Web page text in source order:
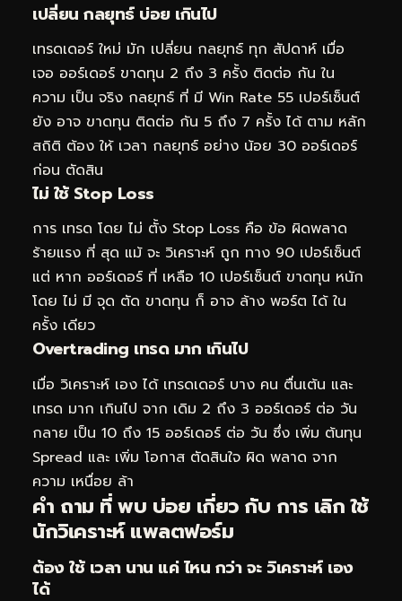
เปลี่ยน กลยุทธ์ บ่อย เกินไป
เทรดเดอร์ ใหม่ มัก เปลี่ยน กลยุทธ์ ทุก สัปดาห์ เมื่อ
เจอ ออร์เดอร์ ขาดทุน 2 ถึง 3 ครั้ง ติดต่อ กัน ใน
ความ เป็น จริง กลยุทธ์ ที่ มี Win Rate 55 เปอร์เซ็นต์
ยัง อาจ ขาดทุน ติดต่อ กัน 5 ถึง 7 ครั้ง ได้ ตาม หลัก
สถิติ ต้อง ให้ เวลา กลยุทธ์ อย่าง น้อย 30 ออร์เดอร์
ก่อน ตัดสิน
ไม่ ใช้ Stop Loss
การ เทรด โดย ไม่ ตั้ง Stop Loss คือ ข้อ ผิดพลาด
ร้ายแรง ที่ สุด แม้ จะ วิเคราะห์ ถูก ทาง 90 เปอร์เซ็นต์
แต่ หาก ออร์เดอร์ ที่ เหลือ 10 เปอร์เซ็นต์ ขาดทุน หนัก
โดย ไม่ มี จุด ตัด ขาดทุน ก็ อาจ ล้าง พอร์ต ได้ ใน
ครั้ง เดียว
Overtrading เทรด มาก เกินไป
เมื่อ วิเคราะห์ เอง ได้ เทรดเดอร์ บาง คน ตื่นเต้น และ
เทรด มาก เกินไป จาก เดิม 2 ถึง 3 ออร์เดอร์ ต่อ วัน
กลาย เป็น 10 ถึง 15 ออร์เดอร์ ต่อ วัน ซึ่ง เพิ่ม ต้นทุน
Spread และ เพิ่ม โอกาส ตัดสินใจ ผิด พลาด จาก
ความ เหนื่อย ล้า
คำ ถาม ที่ พบ บ่อย เกี่ยว กับ การ เลิก ใช้
นักวิเคราะห์ แพลตฟอร์ม
ต้อง ใช้ เวลา นาน แค่ ไหน กว่า จะ วิเคราะห์ เอง
ได้